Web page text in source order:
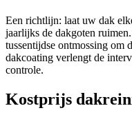
Een richtlijn: laat uw dak
jaarlijks de dakgoten
tussentijdse ontmossing om
dakcoating verlengt de
controle.
Kostprijs